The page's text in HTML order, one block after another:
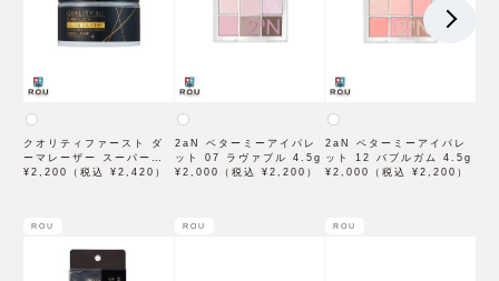
クオリティファースト ダ
ーマレーザー スーパーブ
ラックVC100クリーム
¥2,200（税込 ¥2,420）
2aN ベターミーアイパレ
ット 07 ラヴァブル 4.5g
¥2,000（税込 ¥2,200）
2aN ベターミーアイパレ
ット 12 バブルガム 4.5g
¥2,000（税込 ¥2,200）
ROU ROU ROU